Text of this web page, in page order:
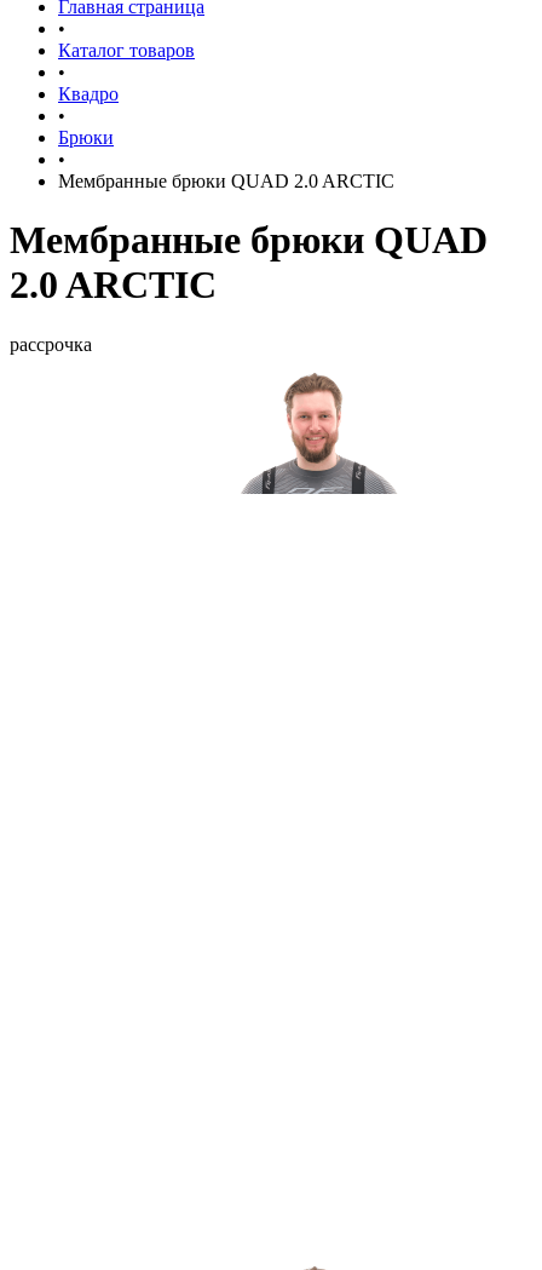
Главная страница
•
Каталог товаров
•
Квадро
•
Брюки
•
Мембранные брюки QUAD 2.0 ARCTIC
Мембранные брюки QUAD
2.0 ARCTIC
рассрочка